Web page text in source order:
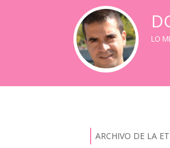
LO
ARCHIVO DE LA